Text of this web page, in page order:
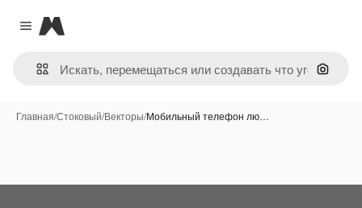
Close menu
Magnific
Поиск
Главная/Стоковый/Векторы/Мобильный телефон лю…